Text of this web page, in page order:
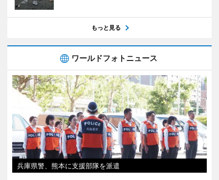
もっと見る
ワールドフォトニュース
兵庫県警、熊本に支援部隊を派遣